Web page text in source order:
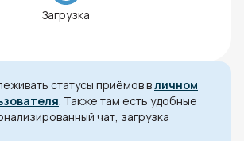
Загрузка
статусы приёмов вличном
. Также там есть удобные
чат, загрузка